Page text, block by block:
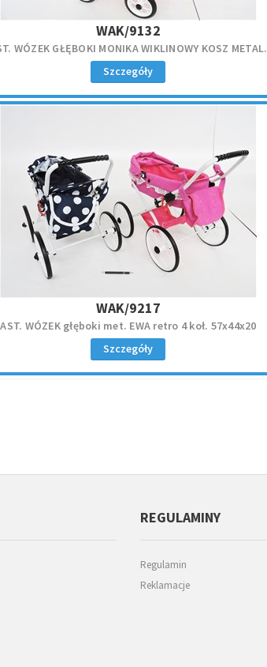
WAK/9132
WÓZEK GŁĘBOKI MONIKA WIKLINOWY KOSZ METAL.
Szczegóły
WAK/9217
AST. WÓZEK głęboki met. EWA retro 4 koł. 57x44x20
Szczegóły
REGULAMINY
Regulamin
Reklamacje